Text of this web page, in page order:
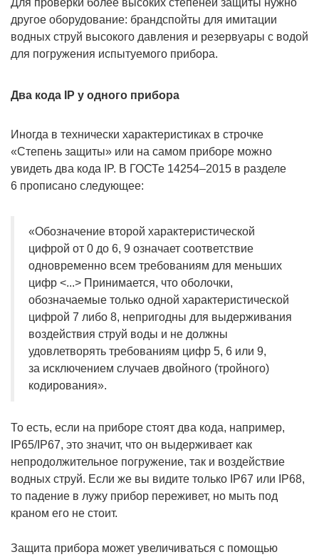
другое оборудование: брандспойты для имитации
водных струй высокого давления и резервуары с водой
для погружения испытуемого прибора.
Два кода IP у одного прибора
Иногда в технически характеристиках в строчке
«Степень защиты» или на самом приборе можно
увидеть два кода IP. В ГОСТе 14254–2015 в разделе
6 прописано следующее:
«Обозначение второй характеристической
цифрой от 0 до 6, 9 означает соответствие
одновременно всем требованиям для меньших
цифр <...> Принимается, что оболочки,
обозначаемые только одной характеристической
цифрой 7 либо 8, непригодны для выдерживания
воздействия струй воды и не должны
удовлетворять требованиям цифр 5, 6 или 9,
за исключением случаев двойного (тройного)
кодирования».
То есть, если на приборе стоят два кода, например,
IP65/IP67, это значит, что он выдерживает как
непродолжительное погружение, так и воздействие
водных струй. Если же вы видите только IP67 или IP68,
то падение в лужу прибор переживет, но мыть под
краном его не стоит.
Защита прибора может увеличиваться с помощью